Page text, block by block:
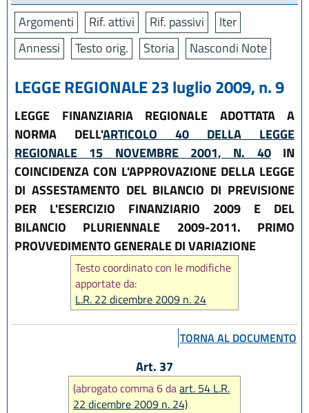
Argomenti Rif. attivi Rif. passivi
Iter
Annessi
Testo orig. Storia Nascondi Note
LEGGE REGIONALE 23 luglio 2009, n. 9
LEGGE FINANZIARIA REGIONALE ADOTTATA A
NORMA DELL'ARTICOLO 40 DELLA LEGGE
REGIONALE 15 NOVEMBRE 2001, N. 40IN
COINCIDENZA CON L'APPROVAZIONE DELLA LEGGE
DI ASSESTAMENTO DEL BILANCIO DI PREVISIONE
PER L'ESERCIZIO FINANZIARIO 2009 E DEL
BILANCIO PLURIENNALE 2009-2011. PRIMO
PROVVEDIMENTO GENERALE DI VARIAZIONE
Testo coordinato con le modifiche
apportate da:
L.R. 22 dicembre 2009 n. 24
TORNA AL DOCUMENTO
Art. 37
(abrogato comma 6 daart. 54 L.R.
22 dicembre 2009 n. 24)